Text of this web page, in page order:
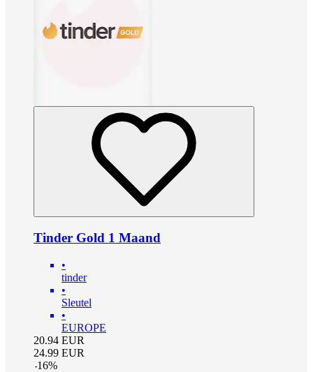
Tinder Gold 1 Maand
•
tinder
•
Sleutel
•
EUROPE
20.94 EUR
24.99 EUR
-16%